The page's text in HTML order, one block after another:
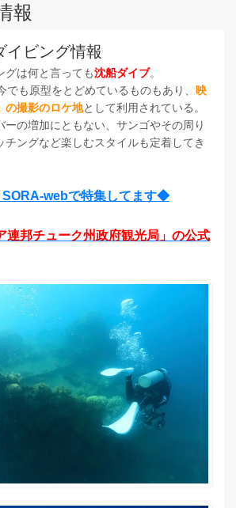
報
イビング情報
グは何と言っても沈船ダイブ。
でも原型をとどめているものもあり、 映
の撮影のロケ地として利用されている。
ーの増加にともない、サンゴやその周り
チングなど楽しむスタイルも定着してき
webで特集してます◆
邦チューク州政府観光局」の公式